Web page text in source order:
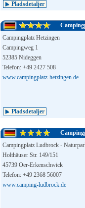
Pladsdetaljer
Campingplatz Hetzingen
Campingweg 1
52385 Nideggen
Telefon: +49 2427 508
www.campingplatz-hetzingen.de
Pladsdetaljer
Campingplatz Ludbrock -
Holthäuser Str. 149/151
45739 Oer-Erkenschwick
Telefon: +49 2368 56007
www.camping-ludbrock.de